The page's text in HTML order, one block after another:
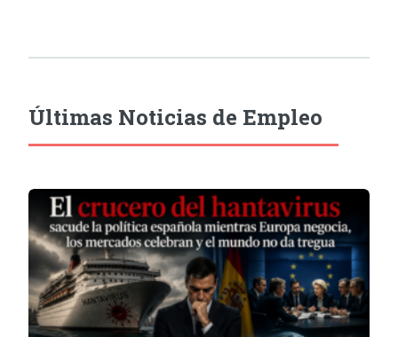
Últimas Noticias de Empleo